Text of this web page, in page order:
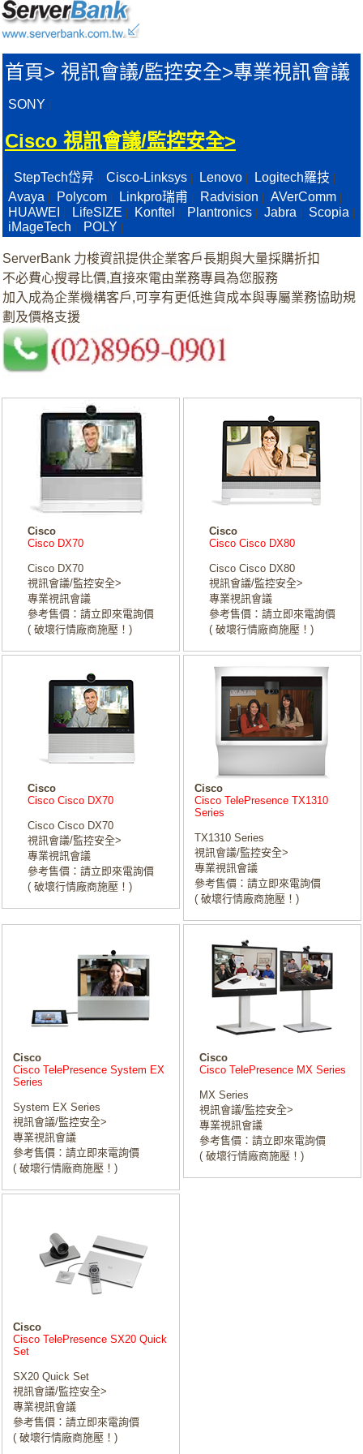
首頁> 視訊會議/監控安全>專業視訊會議
SONY
Cisco 視訊會議/監控安全>
StepTech岱昇 Cisco-Linksys Lenovo Logitech羅技
Avaya Polycom Linkpro瑞甫 Radvision AVerComm
HUAWEI LifeSIZE Konftel Plantronics Jabra Scopia
iMageTech POLY
ServerBank 力梭資訊提供企業客戶長期與大量採購折扣
不必費心搜尋比價,直接來電由業務專員為您服務
加入成為企業機構客戶,可享有更低進貨成本與專屬業務協助規
劃及價格支援
Cisco
Cisco DX70
Cisco DX70
視訊會議/監控安全>
專業視訊會議
參考售價：請立即來電詢價
( 破壞行情廠商施壓！)
Cisco
Cisco Cisco DX80
Cisco Cisco DX80
視訊會議/監控安全>
專業視訊會議
參考售價：請立即來電詢價
( 破壞行情廠商施壓！)
Cisco
Cisco Cisco DX70
Cisco Cisco DX70
視訊會議/監控安全>
專業視訊會議
參考售價：請立即來電詢價
( 破壞行情廠商施壓！)
Cisco
Cisco TelePresence TX1310
Series
TX1310 Series
視訊會議/監控安全>
專業視訊會議
參考售價：請立即來電詢價
( 破壞行情廠商施壓！)
Cisco
Cisco TelePresence System EX
Series
System EX Series
視訊會議/監控安全>
專業視訊會議
參考售價：請立即來電詢價
( 破壞行情廠商施壓！)
Cisco
Cisco TelePresence MX Series
MX Series
視訊會議/監控安全>
專業視訊會議
參考售價：請立即來電詢價
( 破壞行情廠商施壓！)
Cisco
Cisco TelePresence SX20 Quick
Set
SX20 Quick Set
視訊會議/監控安全>
專業視訊會議
參考售價：請立即來電詢價
( 破壞行情廠商施壓！)